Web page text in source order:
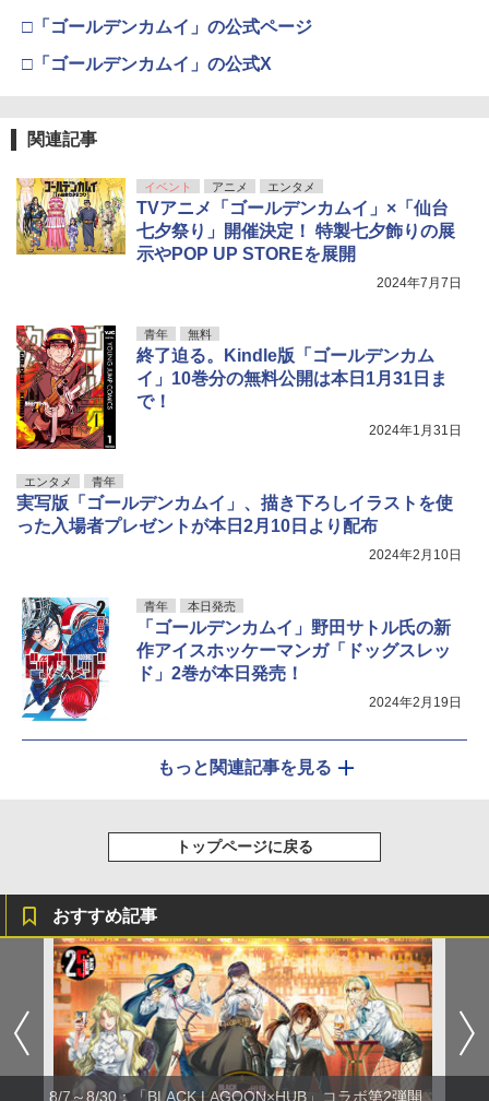
□「ゴールデンカムイ」の公式ページ
□「ゴールデンカムイ」の公式X
関連記事
イベント アニメ エンタメ
TVアニメ「ゴールデンカムイ」×「仙台
七夕祭り」開催決定！ 特製七夕飾りの展
示やPOP UP STOREを展開
2024年7月7日
青年 無料
終了迫る。Kindle版「ゴールデンカム
イ」10巻分の無料公開は本日1月31日ま
で！
2024年1月31日
エンタメ 青年
実写版「ゴールデンカムイ」、描き下ろしイラストを使
った入場者プレゼントが本日2月10日より配布
2024年2月10日
青年 本日発売
「ゴールデンカムイ」野田サトル氏の新
作アイスホッケーマンガ「ドッグスレッ
ド」2巻が本日発売！
2024年2月19日
もっと関連記事を見る
トップページに戻る
おすすめ記事
8/7～8/30：「BLACK LAGOON×HUB」コラボ第2弾開